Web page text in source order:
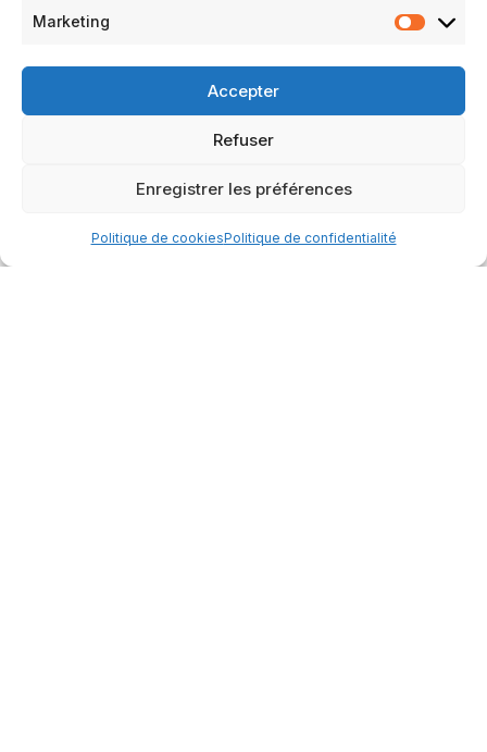
Marketing
Accepter
Refuser
Enregistrer les préférences
Politique de cookiesPolitique de confidentialité